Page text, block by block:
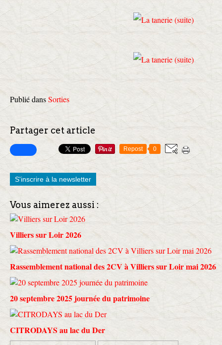
Publié dansSorties
Partager cet article
Repost 0
S'inscrire à la newsletter
Vous aimerez aussi :
Villiers sur Loir 2026
Rassemblement national des 2CV à Villiers sur Loir mai 2026
20 septembre 2025 journée du patrimoine
CITRODAYS au lac du Der